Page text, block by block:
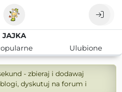
JAJKA
Ulubione
- zbieraj i dodawaj
blogi, dyskutuj na forum i